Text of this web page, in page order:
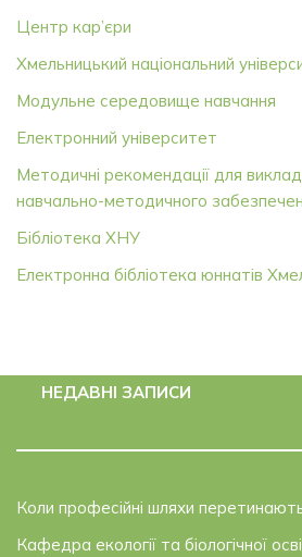
Центр кар’єри
Хмельницький національний
Модульне середовище навчання
Електронний університет
Методичні рекомендації для
навчально-методичного
Бібліотека ХНУ
Електронна бібліотека юннатів
НЕДАВНІ ЗАПИСИ
Коли професійні шляхи
Кафедра екології та біологічної